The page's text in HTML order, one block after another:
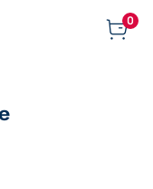
0